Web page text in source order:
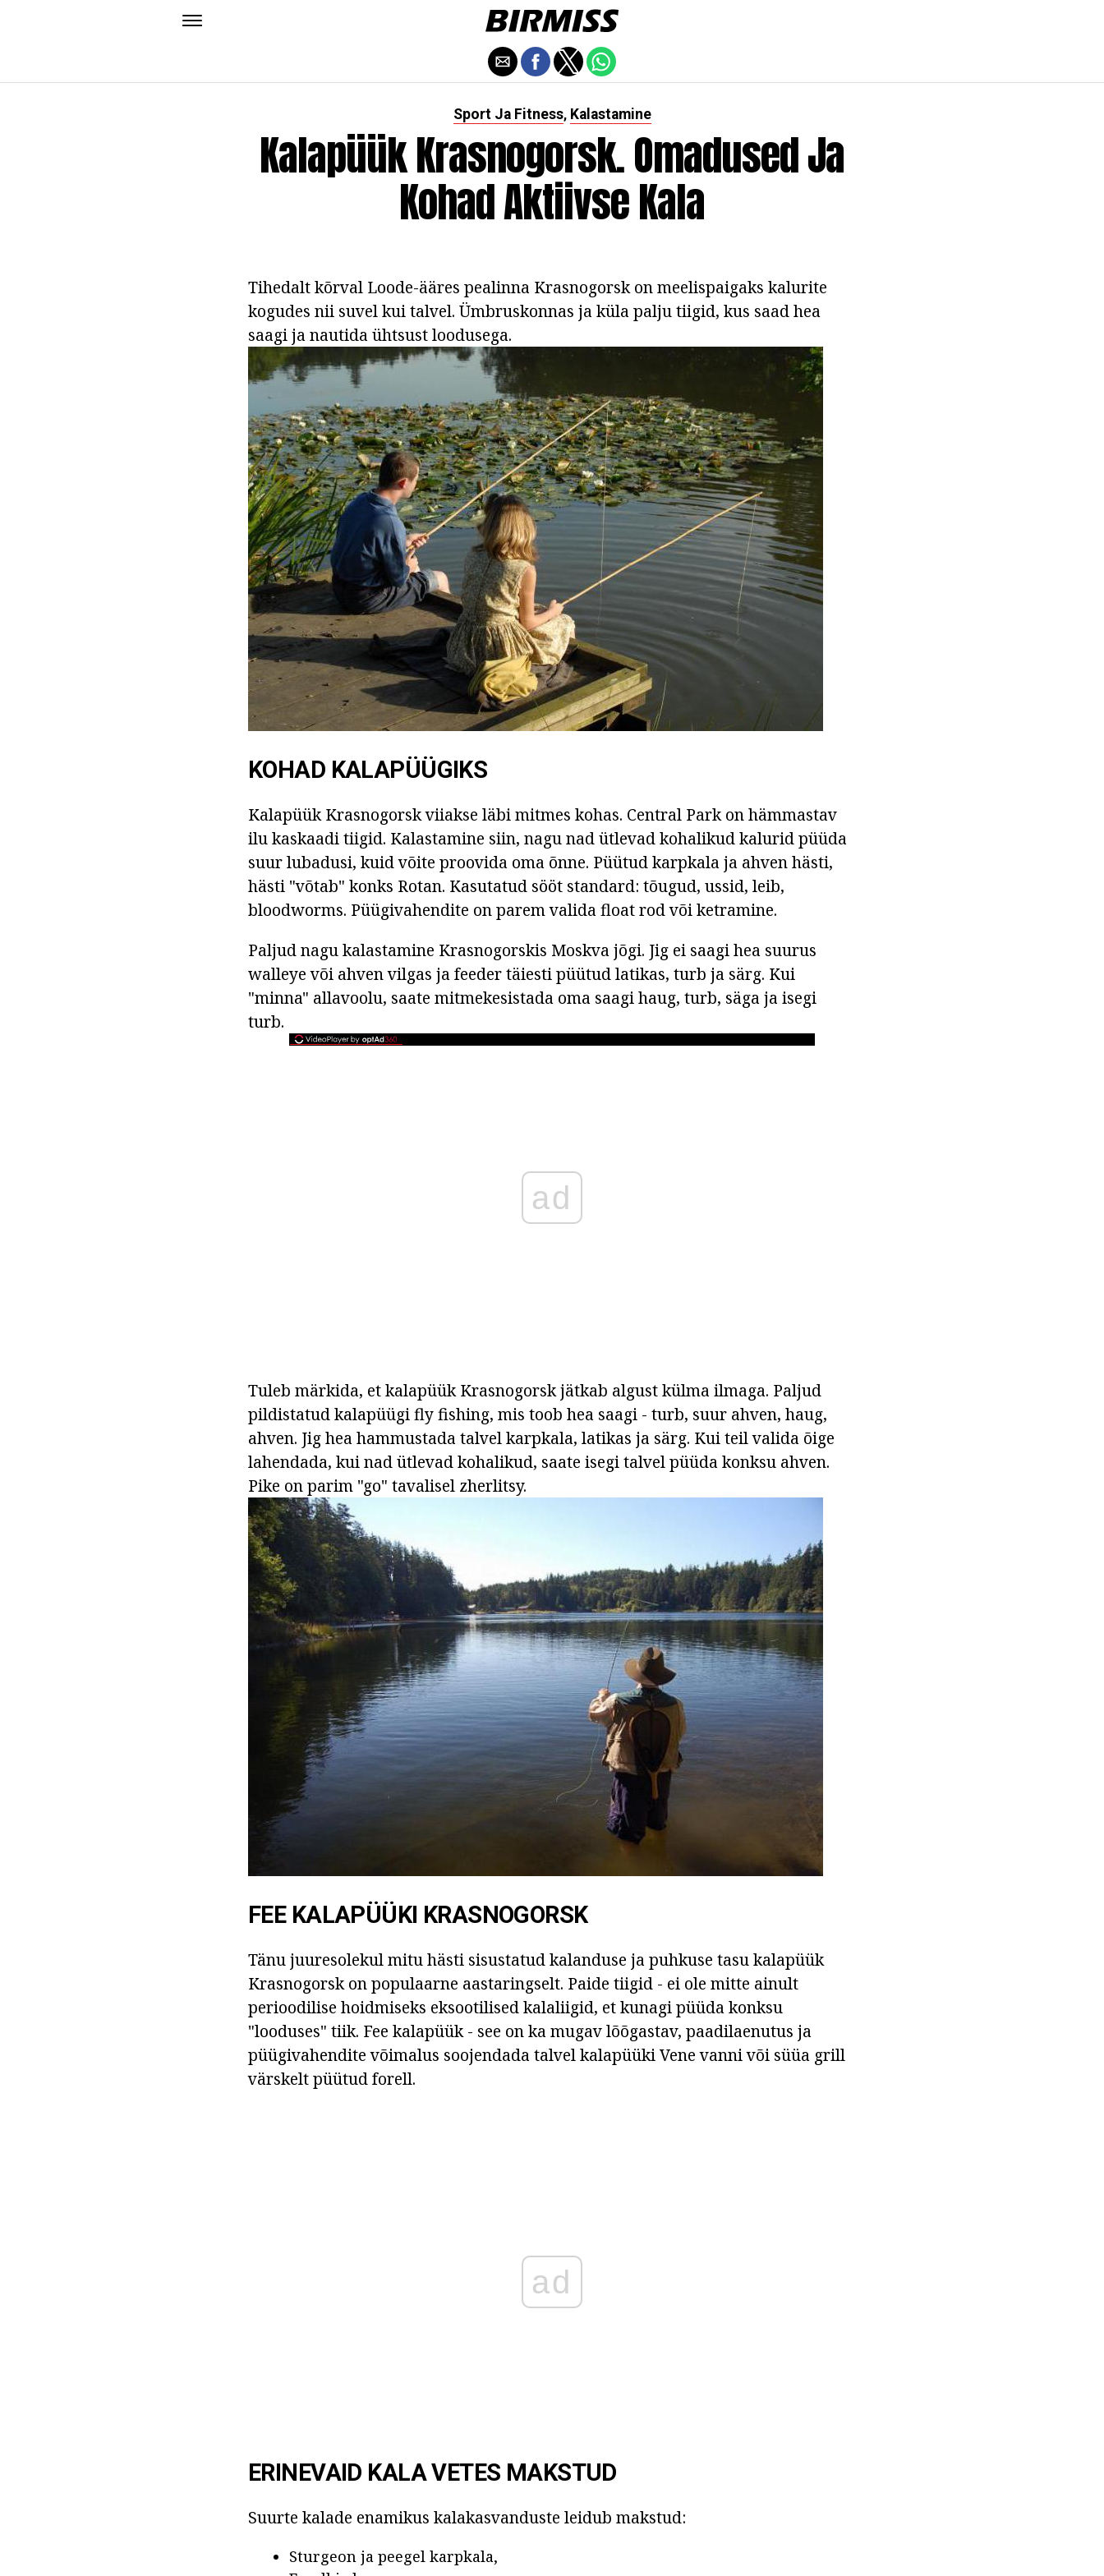
Sport Ja Fitness, Kalastamine
Kalapüük Krasnogorsk. Omadused Ja
Kohad Aktiivse Kala
Tihedalt kõrval Loode-ääres pealinna Krasnogorsk on meelispaigaks kalurite
kogudes nii suvel kui talvel. Ümbruskonnas ja küla palju tiigid, kus saad hea
saagi ja nautida ühtsust loodusega.
KOHAD KALAPÜÜGIKS
Kalapüük Krasnogorsk viiakse läbi mitmes kohas. Central Park on hämmastav
ilu kaskaadi tiigid. Kalastamine siin, nagu nad ütlevad kohalikud kalurid püüda
suur lubadusi, kuid võite proovida oma õnne. Püütud karpkala ja ahven hästi,
hästi "võtab" konks Rotan. Kasutatud sööt standard: tõugud, ussid, leib,
bloodworms. Püügivahendite on parem valida float rod või ketramine.
Paljud nagu kalastamine Krasnogorskis Moskva jõgi. Jig ei saagi hea suurus
walleye või ahven vilgas ja feeder täiesti püütud latikas, turb ja särg. Kui
"minna" allavoolu, saate mitmekesistada oma saagi haug, turb, säga ja isegi
turb.
ad
Tuleb märkida, et kalapüük Krasnogorsk jätkab algust külma ilmaga. Paljud
pildistatud kalapüügi fly fishing, mis toob hea saagi - turb, suur ahven, haug,
ahven. Jig hea hammustada talvel karpkala, latikas ja särg. Kui teil valida õige
lahendada, kui nad ütlevad kohalikud, saate isegi talvel püüda konksu ahven.
Pike on parim "go" tavalisel zherlitsy.
FEE KALAPÜÜKI KRASNOGORSK
Tänu juuresolekul mitu hästi sisustatud kalanduse ja puhkuse tasu kalapüük
Krasnogorsk on populaarne aastaringselt. Paide tiigid - ei ole mitte ainult
perioodilise hoidmiseks eksootilised kalaliigid, et kunagi püüda konksu
"looduses" tiik. Fee kalapüük - see on ka mugav lõõgastav, paadilaenutus ja
püügivahendite võimalus soojendada talvel kalapüüki Vene vanni või süüa grill
värskelt püütud forell.
ad
ERINEVAID KALA VETES MAKSTUD
Suurte kalade enamikus kalakasvanduste leidub makstud:
Sturgeon ja peegel karpkala,